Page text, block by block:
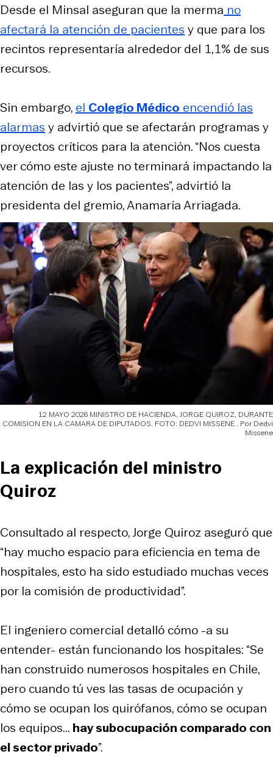
Desde el Minsal aseguran que la merma no
afectará la atención de pacientes y que para los
recintos representaría alrededor del 1,1% de sus
recursos.
Sin embargo, el Colegio Médico encendió las
alarmas y advirtió que se afectarán programas y
proyectos críticos para la atención. “Nos cuesta
ver cómo este ajuste no terminará impactando la
atención de las y los pacientes”, advirtió la
presidenta del gremio, Anamaría Arriagada.
12 MAYO 2026 MINISTRO DE HACIENDA, JORGE QUIROZ, DURANTE
COMISION EN LA CAMARA DE DIPUTADOS. FOTO: DEDVI MISSENE
Dedvi
Missene
La explicación del ministro
Quiroz
Consultado al respecto, Jorge Quiroz aseguró que
“hay mucho espacio para eficiencia en tema de
hospitales, esto ha sido estudiado muchas veces
por la comisión de productividad”.
El ingeniero comercial detalló cómo -a su
entender- están funcionando los hospitales: “Se
han construido numerosos hospitales en Chile,
pero cuando tú ves las tasas de ocupación y
cómo se ocupan los quirófanos, cómo se ocupan
los equipos... hay subocupación comparado con
el sector privado”.